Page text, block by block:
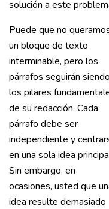
solución a este
Puede que no
un bloque de texto
interminable, pero los
párrafos seguirán siendo
los pilares
de su redacción. Cada
párrafo debe ser
independiente y
en una sola idea
Sin embargo, en
ocasiones, usted que
idea resulte demasiado